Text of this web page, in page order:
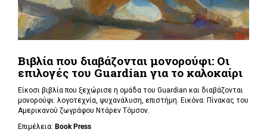
Βιβλία που διαβάζονται μονορούφι: Οι
επιλογές του Guardian για το καλοκαίρι
Είκοσι βιβλία που ξεχώρισε η ομάδα του Guardian και διαβάζονται
μονορούφι: λογοτεχνία, ψυχανάλυση, επιστήμη. Εικόνα: Πίνακας του
Αμερικανού ζωγράφου Ντάρεν Τόμσον.
Επιμέλεια: Book Press